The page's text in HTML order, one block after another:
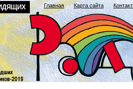
Главная Карта сайта